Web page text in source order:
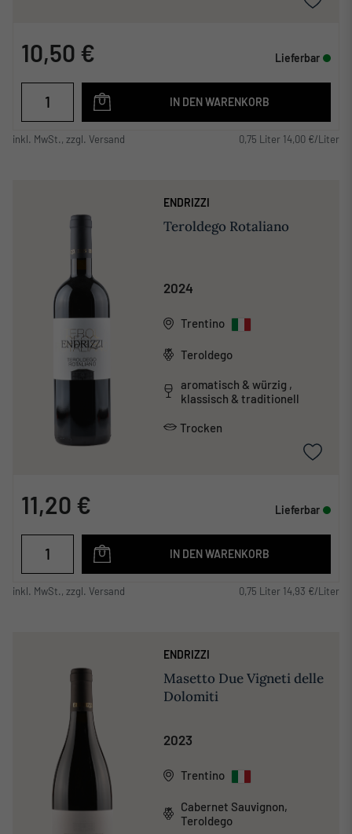
10,50 € Lieferbar
IN DEN WARENKORB
inkl. MwSt., zzgl. Versand 0,75 Liter 14,00 €/Liter
ENDRIZZI
Teroldego Rotaliano
2024
Trentino
Teroldego
aromatisch & würzig ,
klassisch & traditionell
Trocken
11,20 € Lieferbar
IN DEN WARENKORB
inkl. MwSt., zzgl. Versand 0,75 Liter 14,93 €/Liter
ENDRIZZI
Masetto Due Vigneti delle
Dolomiti
2023
Trentino
Cabernet Sauvignon,
Teroldego